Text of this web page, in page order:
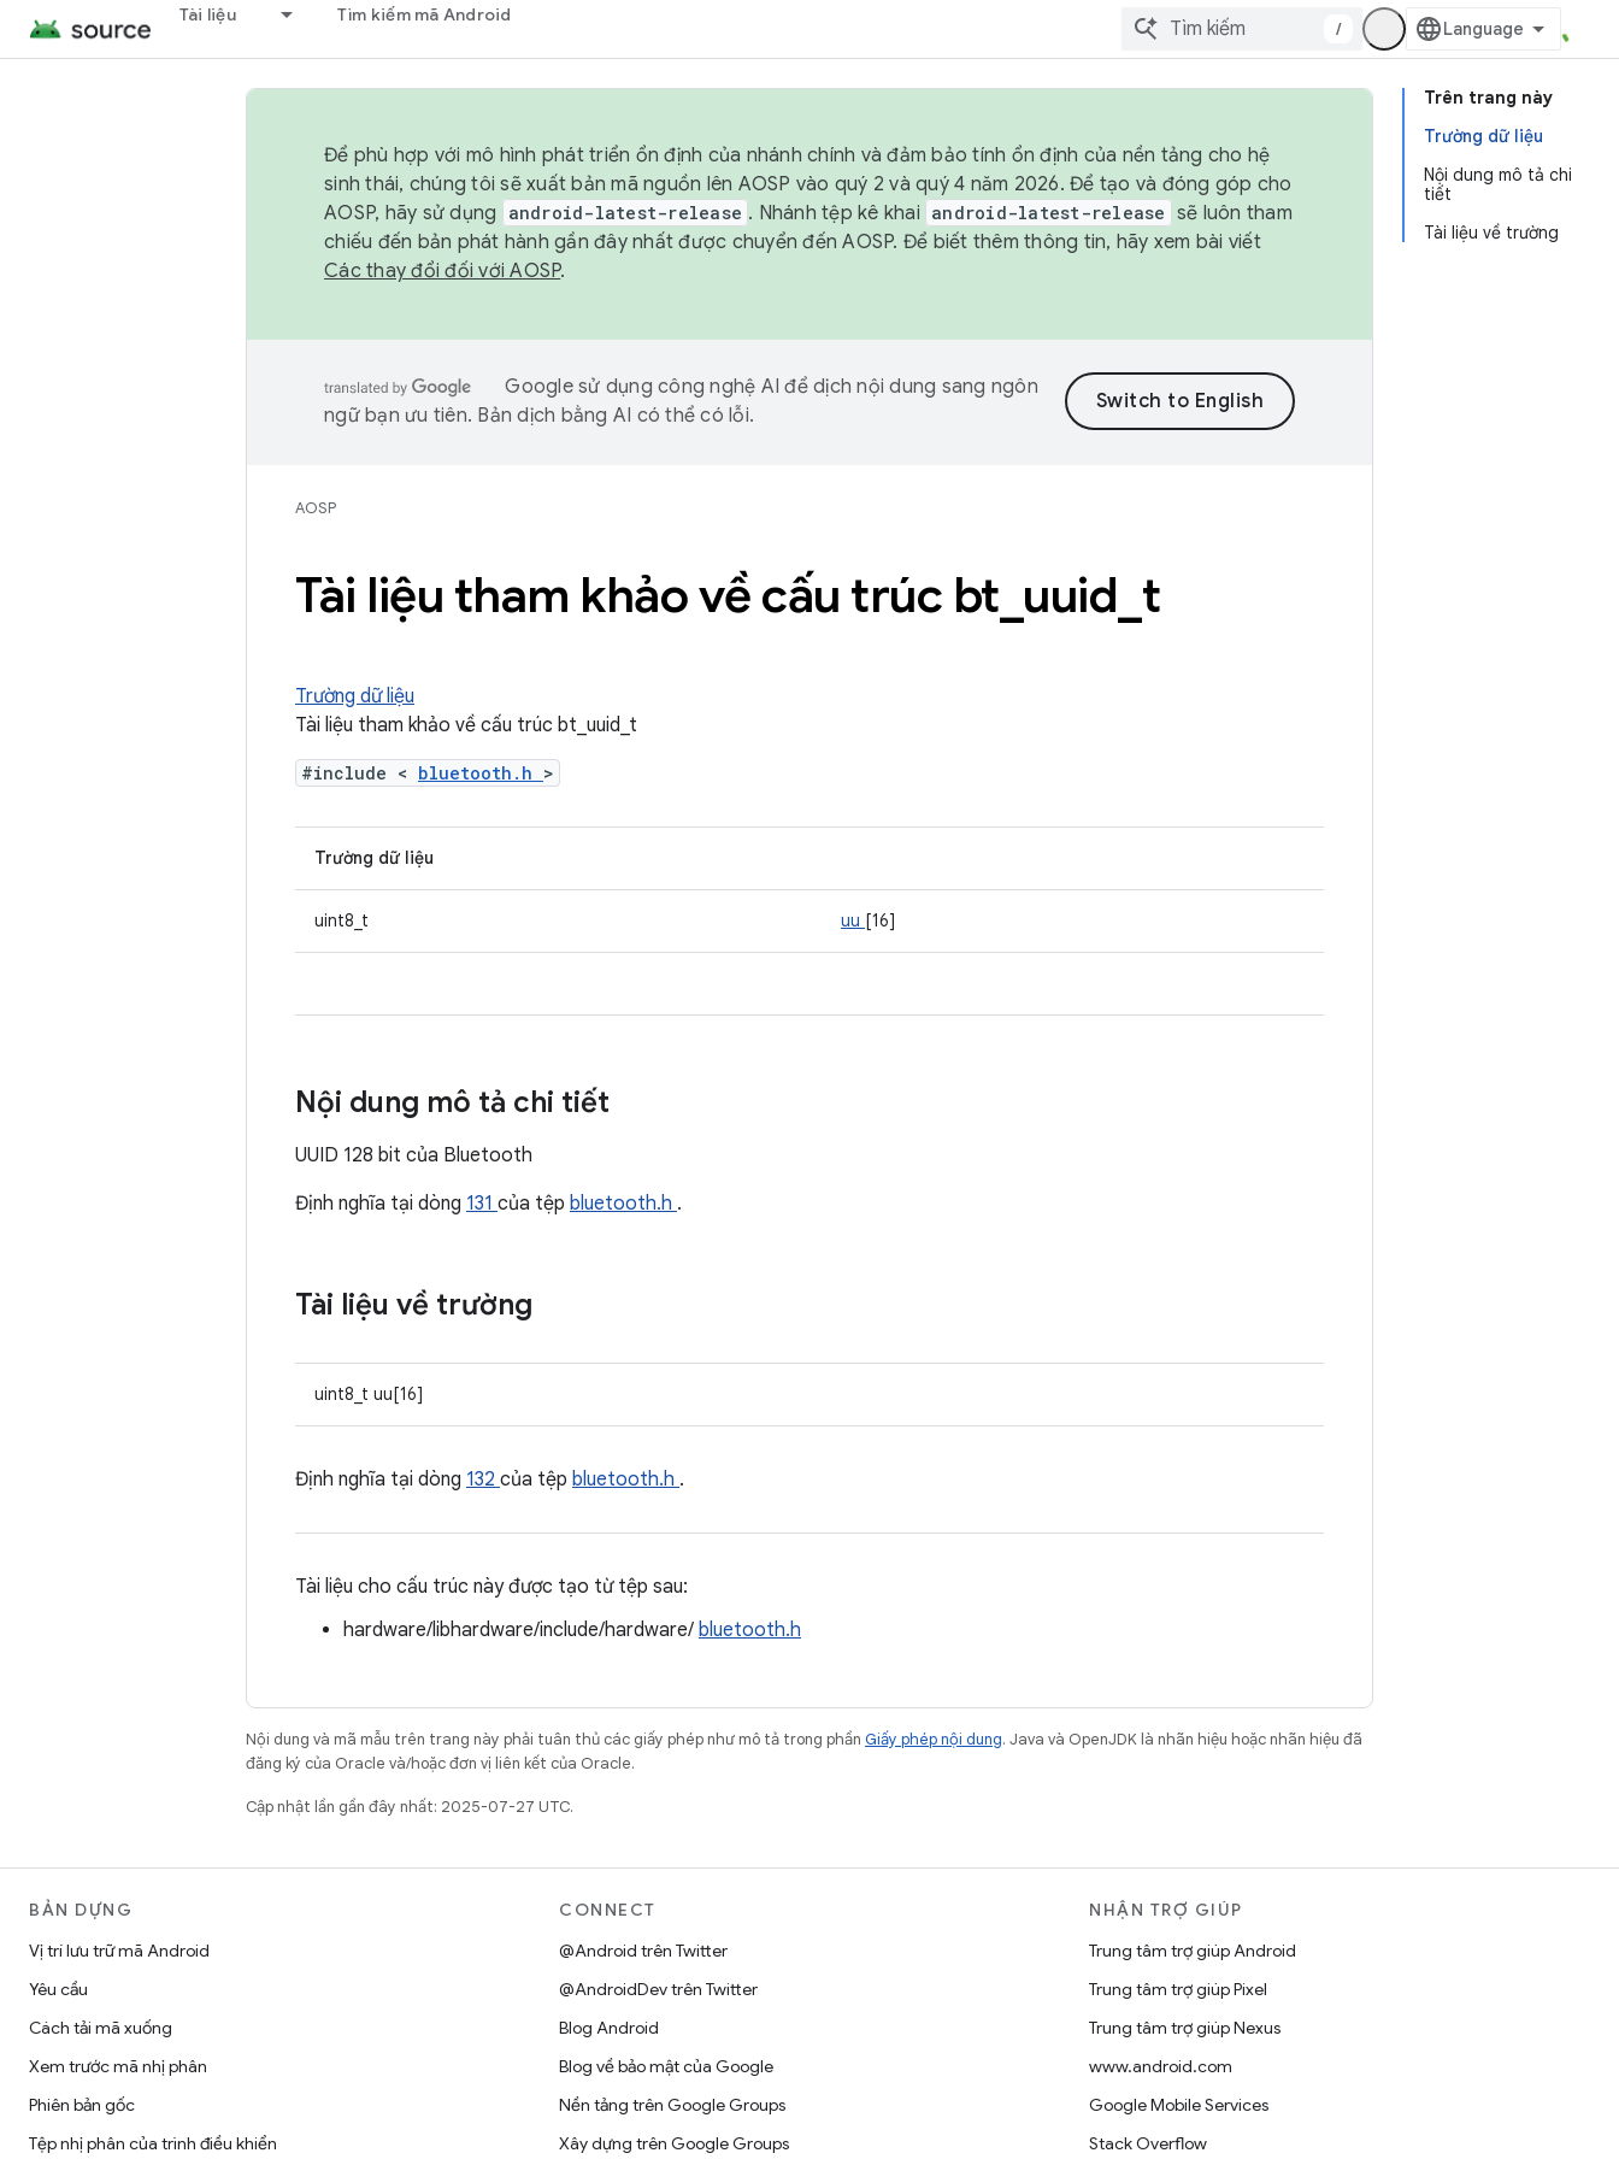
Tài liệu Tìm kiếm mã Android
/
Trên trang này
Trường dữ liệu
Nội dung mô tả chi
tiết
Tài liệu về trường
Để phù hợp với mô hình phát triển ổn định của nhánh chính và đảm bảo tính ổn định của nền tảng cho hệ
sinh thái, chúng tôi sẽ xuất bản mã nguồn lên AOSP vào quý 2 và quý 4 năm 2026. Để tạo và đóng góp cho
AOSP, hãy sử dụng
android-latest-release . Nhánh tệp kê khai android-latest-release sẽ luôn tham
chiếu đến bản phát hành gần đây nhất được chuyển đến AOSP. Để biết thêm thông tin, hãy xem bài viết
Các thay đổi đối với AOSP.
Google sử dụng công nghệ AI để dịch nội dung sang ngôn
ngữ bạn ưu tiên. Bản dịch bằng AI có thể có lỗi.
AOSP
Tài liệu tham khảo về cấu trúc bt uuid t
Trường dữ liệu
Tài liệu tham khảo về cấu trúc bt_uuid_t
#include < bluetooth.h >
Trường dữ liệu
uint8_t uu [16]
Nội dung mô tả chi tiết
UUID 128 bit của Bluetooth
Định nghĩa tại dòng 131 của tệp bluetooth.h .
Tài liệu về trường
uint8_t uu[16]
Định nghĩa tại dòng 132 của tệp bluetooth.h .
Tài liệu cho cấu trúc này được tạo từ tệp sau:
hardware/libhardware/include/hardware/ bluetooth.h
Nội dung và mã mẫu trên trang này phải tuân thủ các giấy phép như mô tả trong phần Giấy phép nội dung. Java và OpenJDK là nhãn hiệu hoặc nhãn hiệu đã
đăng ký của Oracle và/hoặc đơn vị liên kết của Oracle.
Cập nhật lần gần đây nhất: 2025-07-27 UTC.
BẢN DỰNG
Vị trí lưu trữ mã Android
Yêu cầu
Cách tải mã xuống
Xem trước mã nhị phân
Phiên bản gốc
Tệp nhị phân của trình điều khiển
CONNECT
@Android trên Twitter
@AndroidDev trên Twitter
Blog Android
Blog về bảo mật của Google
Nền tảng trên Google Groups
Xây dựng trên Google Groups
NHẬN TRỢ GIÚP
Trung tâm trợ giúp Android
Trung tâm trợ giúp Pixel
Trung tâm trợ giúp Nexus
www.android.com
Google Mobile Services
Stack Overflow